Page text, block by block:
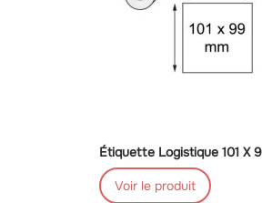
Étiquette Logistique 101 X
Voir le produit